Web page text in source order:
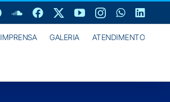
SpotifySoundCloud
FacebookYouTubeInstagram
IMPRENSA GALERIA ATENDIMENTO